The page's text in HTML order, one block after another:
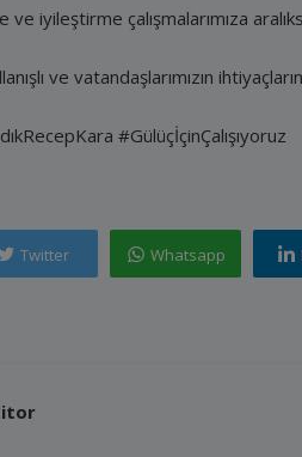
iyileştirme çalışmalarımıza
ve vatandaşlarımızın
#GülüçİçinÇalışıyoruz
Twitter Whatsapp